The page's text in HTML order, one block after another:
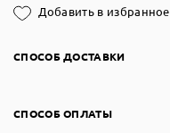
Добавить в избранное
СПОСОБ ДОСТАВКИ
СПОСОБ ОПЛАТЫ